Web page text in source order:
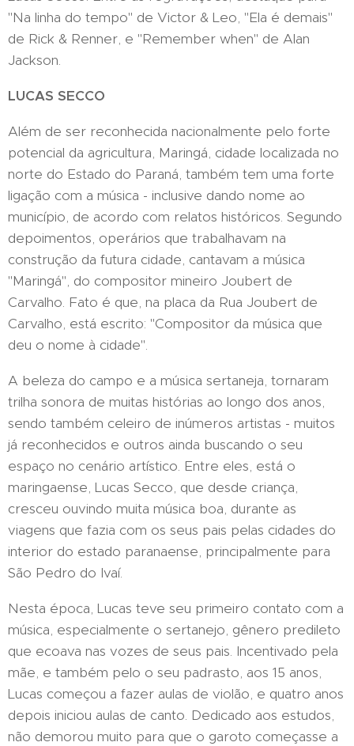
"Na linha do tempo" de Victor & Leo, "Ela é demais"
de Rick & Renner, e "Remember when" de Alan
Jackson.
LUCAS SECCO
Além de ser reconhecida nacionalmente pelo forte
potencial da agricultura, Maringá, cidade localizada no
norte do Estado do Paraná, também tem uma forte
ligação com a música - inclusive dando nome ao
município, de acordo com relatos históricos. Segundo
depoimentos, operários que trabalhavam na
construção da futura cidade, cantavam a música
"Maringá", do compositor mineiro Joubert de
Carvalho. Fato é que, na placa da Rua Joubert de
Carvalho, está escrito: "Compositor da música que
deu o nome à cidade".
A beleza do campo e a música sertaneja, tornaram
trilha sonora de muitas histórias ao longo dos anos,
sendo também celeiro de inúmeros artistas - muitos
já reconhecidos e outros ainda buscando o seu
espaço no cenário artístico. Entre eles, está o
maringaense, Lucas Secco, que desde criança,
cresceu ouvindo muita música boa, durante as
viagens que fazia com os seus pais pelas cidades do
interior do estado paranaense, principalmente para
São Pedro do Ivaí.
Nesta época, Lucas teve seu primeiro contato com a
música, especialmente o sertanejo, gênero predileto
que ecoava nas vozes de seus pais. Incentivado pela
mãe, e também pelo o seu padrasto, aos 15 anos,
Lucas começou a fazer aulas de violão, e quatro anos
depois iniciou aulas de canto. Dedicado aos estudos,
não demorou muito para que o garoto começasse a